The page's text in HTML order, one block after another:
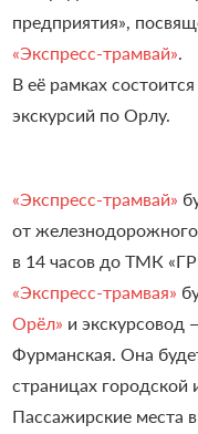
предприятия»,
«Экспресс-трамвай»
В её рамках
экскурсий по Орлу.
«Экспресс-трамвай»
от
в 14 часов до ТМК
«Экспресс-трамвая»
Орёл» и экскурсовод
Фурманская. Она
страницах городской
Пассажирские места